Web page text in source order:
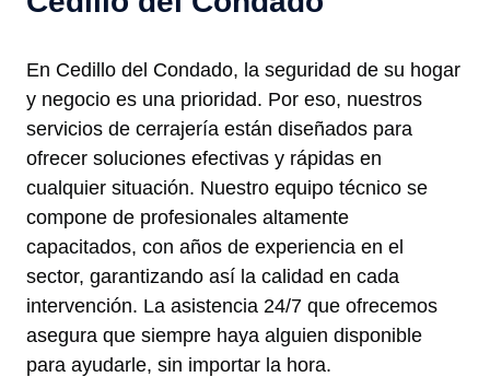
En Cedillo del Condado, la seguridad de su hogar
y negocio es una prioridad. Por eso, nuestros
servicios de cerrajería están diseñados para
ofrecer soluciones efectivas y rápidas en
cualquier situación. Nuestro equipo técnico se
compone de profesionales altamente
capacitados, con años de experiencia en el
sector, garantizando así la calidad en cada
intervención. La asistencia 24/7 que ofrecemos
asegura que siempre haya alguien disponible
para ayudarle, sin importar la hora.